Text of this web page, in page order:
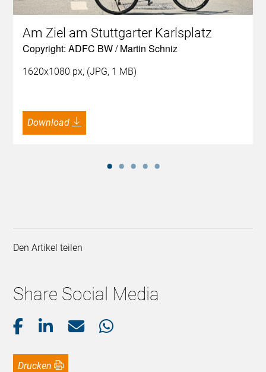
Am Ziel am Stuttgarter Karlsplatz
Copyright: ADFC BW / Martin Schniz
1620x1080 px, (JPG, 1 MB)
Download
Den Artikel teilen
Share Social Media
Drucken